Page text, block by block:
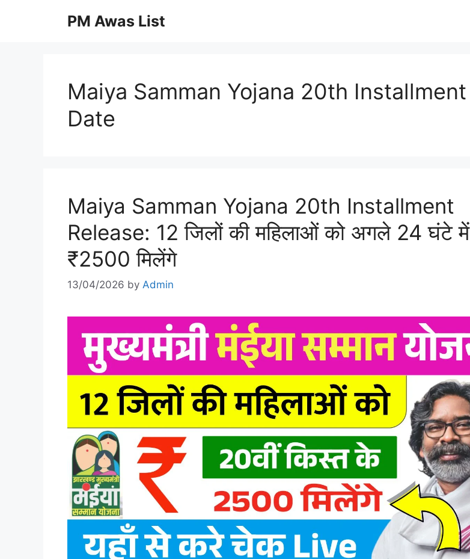
PM Awas List
Maiya Samman Yojana 20th Installment
Date
Maiya Samman Yojana 20th Installment
Release: 12 जिलों की महिलाओं को अगले 24 घंटे में
₹2500 मिलेंगे
13/04/2026 by Admin